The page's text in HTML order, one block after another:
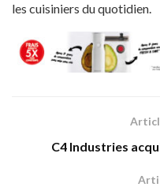
les cuisiniers du quotidien.
C4 Industries